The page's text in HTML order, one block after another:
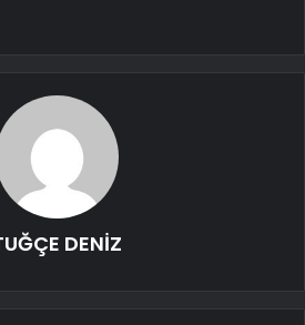
DENİZ